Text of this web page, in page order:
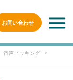
お問い合わせ
音声ピッキング